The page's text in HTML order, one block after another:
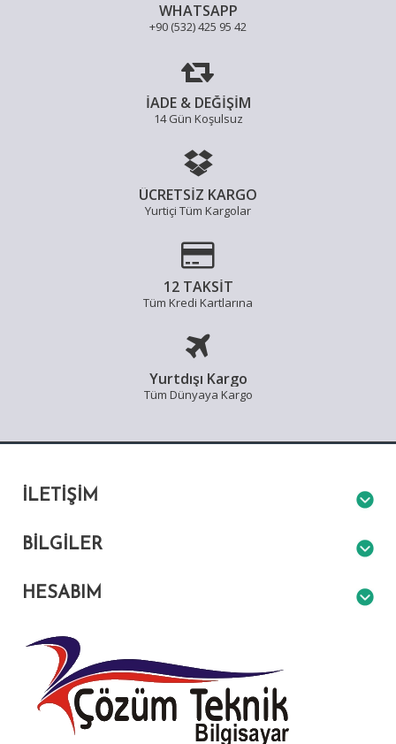
WHATSAPP
+90 (532) 425 95 42
İADE & DEĞİŞİM
14 Gün Koşulsuz
ÜCRETSİZ KARGO
Yurtiçi Tüm Kargolar
12 TAKSİT
Tüm Kredi Kartlarına
Yurtdışı Kargo
Tüm Dünyaya Kargo
İLETIŞIM
BILGILER
HESABIM